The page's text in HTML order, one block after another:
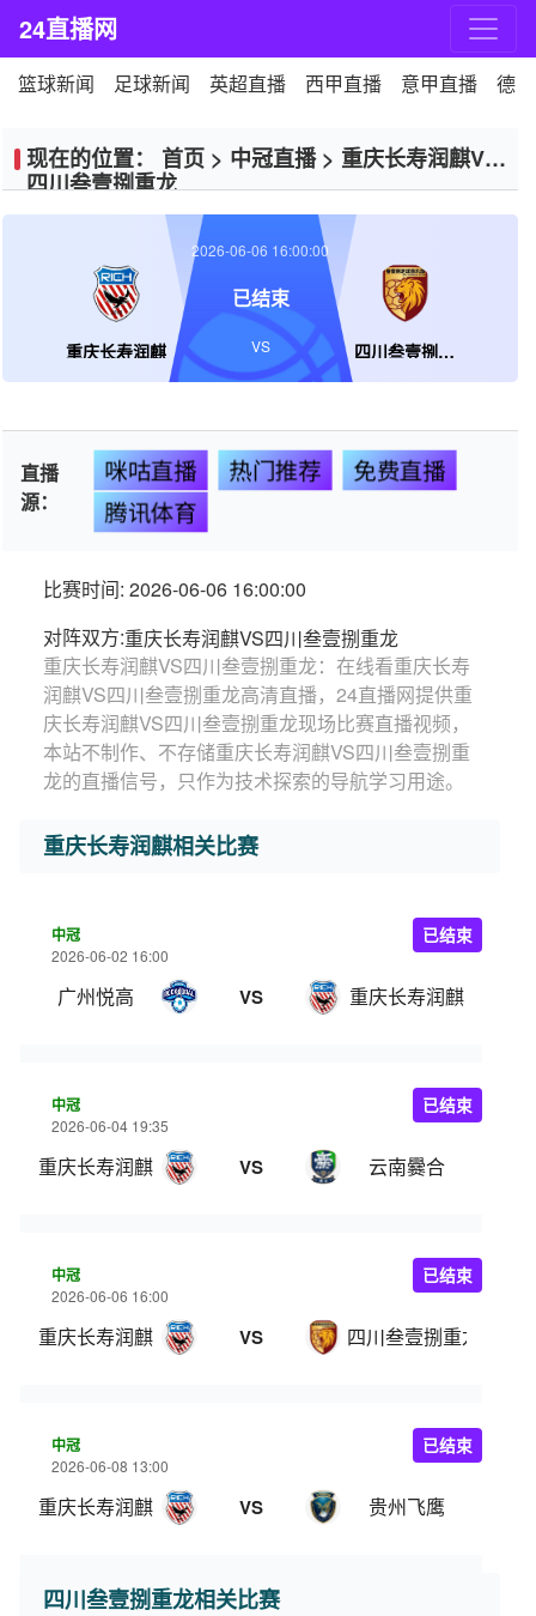
24直播网
篮球新闻 足球新闻 英超直播 西甲直播 意甲直播 德
现在的位置： 首页 > 中冠直播> 重庆长寿润麒VS
四川叁壹捌重龙
重庆长寿润麒 四川叁壹捌重龙
2026-06-06 16:00:00
已结束
VS
直播
源：
咪咕直播 热门推荐
免费直播
腾讯体育
比赛时间: 2026-06-06 16:00:00
对阵双方:重庆长寿润麒VS四川叁壹捌重龙
重庆长寿润麒VS四川叁壹捌重龙：在线看重庆长寿
润麒VS四川叁壹捌重龙高清直播，24直播网提供重
庆长寿润麒VS四川叁壹捌重龙现场比赛直播视频，
本站不制作、不存储重庆长寿润麒VS四川叁壹捌重
龙的直播信号，只作为技术探索的导航学习用途。
重庆长寿润麒相关比赛
中冠
2026-06-02 16:00
广州悦高 VS 重庆长寿润麒
已结束
中冠
2026-06-04 19:35
重庆长寿润麒 VS 云南爨合
已结束
中冠
2026-06-06 16:00
重庆长寿润麒 VS 四川叁壹捌重龙
已结束
中冠
2026-06-08 13:00
重庆长寿润麒 VS 贵州飞鹰
已结束
四川叁壹捌重龙相关比赛